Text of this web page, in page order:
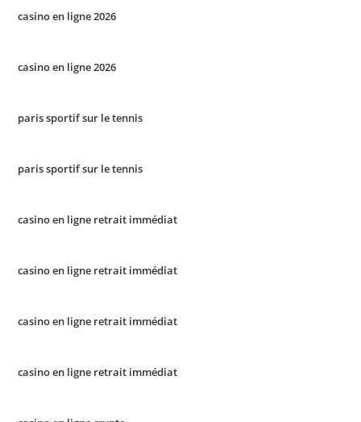
casino en ligne 2026
casino en ligne 2026
paris sportif sur le tennis
paris sportif sur le tennis
casino en ligne retrait immédiat
casino en ligne retrait immédiat
casino en ligne retrait immédiat
casino en ligne retrait immédiat